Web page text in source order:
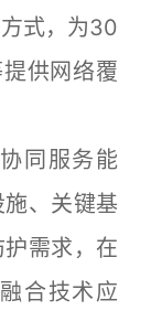
式，为30
供网络覆
同服务能
、关键基
需求，在
合技术应